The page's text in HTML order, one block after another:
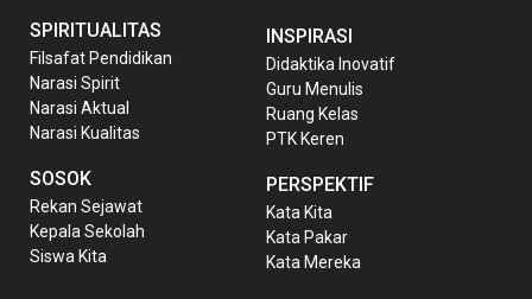
SPIRITUALITAS
Filsafat Pendidikan
Narasi Spirit
Narasi Aktual
Narasi Kualitas
SOSOK
Rekan Sejawat
Kepala Sekolah
Siswa Kita
INSPIRASI
Didaktika Inovatif
Guru Menulis
Ruang Kelas
PTK Keren
PERSPEKTIF
Kata Kita
Kata Pakar
Kata Mereka